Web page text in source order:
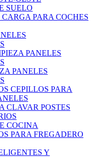
SUELO
PARA COCHES
PANELES
PANELES
CEPILLOS PARA
CLAVAR POSTES
COCINA
PARA FREGADERO
Y